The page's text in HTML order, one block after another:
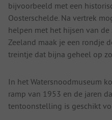
bijvoorbeeld met een
Oosterschelde. Na vertrek
helpen met het hijsen van
Zeeland maak je een rondje
treintje dat bijna geheel op
In het Watersnoodmuseum
ramp van 1953 en de jaren
tentoonstelling is geschikt